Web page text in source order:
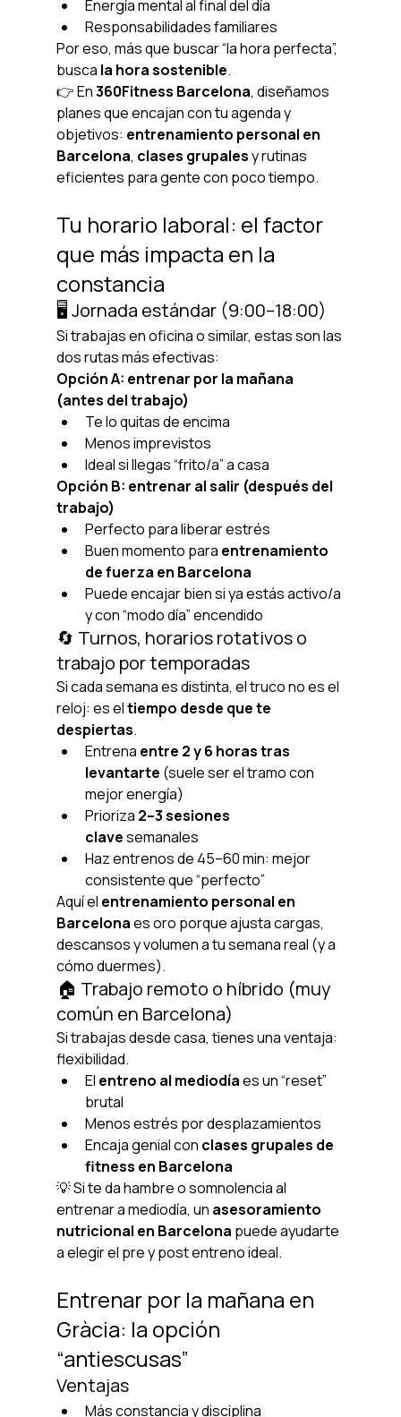
Energía mental al final del día
Responsabilidades familiares
Por eso, más que buscar “la hora perfecta”,
busca la hora sostenible.
👉 En 360Fitness Barcelona, diseñamos
planes que encajan con tu agenda y
objetivos: entrenamiento personal en
Barcelona, clases grupales y rutinas
eficientes para gente con poco tiempo.
Tu horario laboral: el factor
que más impacta en la
constancia
🖥️ Jornada estándar (9:00–18:00)
Si trabajas en oficina o similar, estas son las
dos rutas más efectivas:
Opción A: entrenar por la mañana
(antes del trabajo)
Te lo quitas de encima
Menos imprevistos
Ideal si llegas “frito/a” a casa
Opción B: entrenar al salir (después del
trabajo)
Perfecto para liberar estrés
Buen momento para entrenamiento
de fuerza en Barcelona
Puede encajar bien si ya estás activo/a
y con “modo día” encendido
🔄 Turnos, horarios rotativos o
trabajo por temporadas
Si cada semana es distinta, el truco no es el
reloj: es el tiempo desde que te
despiertas.
Entrena entre 2 y 6 horas tras
levantarte (suele ser el tramo con
mejor energía)
Prioriza 2–3 sesiones
clave semanales
Haz entrenos de 45–60 min: mejor
consistente que “perfecto”
Aquí el entrenamiento personal en
Barcelona es oro porque ajusta cargas,
descansos y volumen a tu semana real (y a
cómo duermes).
🏠 Trabajo remoto o híbrido (muy
común en Barcelona)
Si trabajas desde casa, tienes una ventaja:
flexibilidad.
El entreno al mediodía es un “reset”
brutal
Menos estrés por desplazamientos
Encaja genial con clases grupales de
fitness en Barcelona
💡 Si te da hambre o somnolencia al
entrenar a mediodía, un asesoramiento
nutricional en Barcelona puede ayudarte
a elegir el pre y post entreno ideal.
Entrenar por la mañana en
Gràcia: la opción
“antiescusas”
Ventajas
Más constancia y disciplina